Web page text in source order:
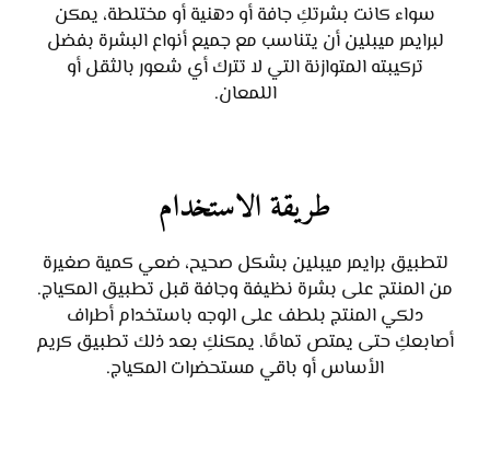
سواء كانت بشرتكِ جافة أو دهنية أو مختلطة، يمكن
لبرايمر ميبلين أن يتناسب مع جميع أنواع البشرة بفضل
تركيبته المتوازنة التي لا تترك أي شعور بالثقل أو
اللمعان.
طريقة الاستخدام
لتطبيق برايمر ميبلين بشكل صحيح، ضعي كمية صغيرة
من المنتج على بشرة نظيفة وجافة قبل تطبيق المكياج.
دلكي المنتج بلطف على الوجه باستخدام أطراف
أصابعكِ حتى يمتص تمامًا. يمكنكِ بعد ذلك تطبيق كريم
الأساس أو باقي مستحضرات المكياج.